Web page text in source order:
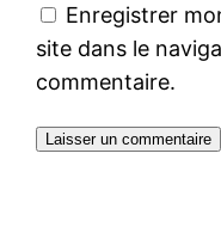
Enregistrer
site dans le
commentaire.